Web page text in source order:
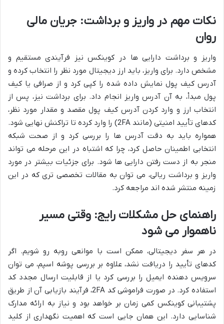
نکات مهم در واریز و برداشت: جریان مالی
روان
واریز و برداشت دارایی ها در کوینکس نیز فرآیندی مستقیم و
مشخص دارد. برای واریز، باید ارز دیجیتال مورد نظر را انتخاب کرده و
آدرس کیف پول نمایش داده شده را کپی کرد و از صرافی یا کیف
پول مبدأ، به آن آدرس واریز انجام داد. برای برداشت نیز، پس از
انتخاب ارز و وارد کردن آدرس کیف پول مقصد و مقدار مورد نظر،
کدهای تأیید امنیتی (مانند 2FA) را وارد کرده تا تراکنش نهایی شود.
همواره باید به دقت آدرس ها را بررسی کرد و از صحت شبکه
انتخابی اطمینان حاصل کرد، چرا که اشتباه در این مرحله می تواند
منجر به از دست رفتن دارایی ها شود. برای جزئیات بیشتر در مورد
واریز و برداشت ریالی، می توان به مقالات تخصصی تری که در این
زمینه منتشر شده اند مراجعه کرد.
راهنمای حل مشکلات رایج: وقتی مسیر
ناهموار می شود
در هر سفر دیجیتالی، ممکن است با موانعی روبه رو شویم. اگر
کدهای تأیید را دریافت نشد، علاوه بر بررسی پوشه اسپم، می توان
سرویس دهنده ایمیل را بررسی کرد یا از قابلیت ارسال مجدد کد
استفاده کرد. در صورت فراموشی کد 2FA، فرآیند بازیابی آن از طریق
پشتیبانی کوینکس کمی زمان بر خواهد بود و نیاز به ارائه مدارک
شناسایی دارد. این همان جایی است که اهمیت نگهداری از کلید